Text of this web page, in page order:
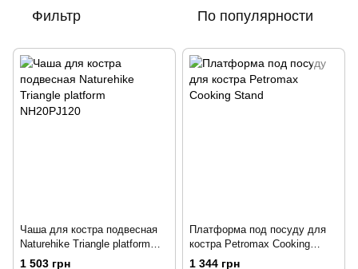
Фильтр По популярности
Чаша для костра подвесная
Naturehike Triangle platform
NH20PJ120
1 503 грн
Платформа под посуду для
костра Petromax Cooking
Stand
1 344 грн